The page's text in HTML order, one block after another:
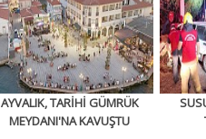
AYVALIK, TARİHİ GÜMRÜK
MEYDANI'NA KAVUŞTU